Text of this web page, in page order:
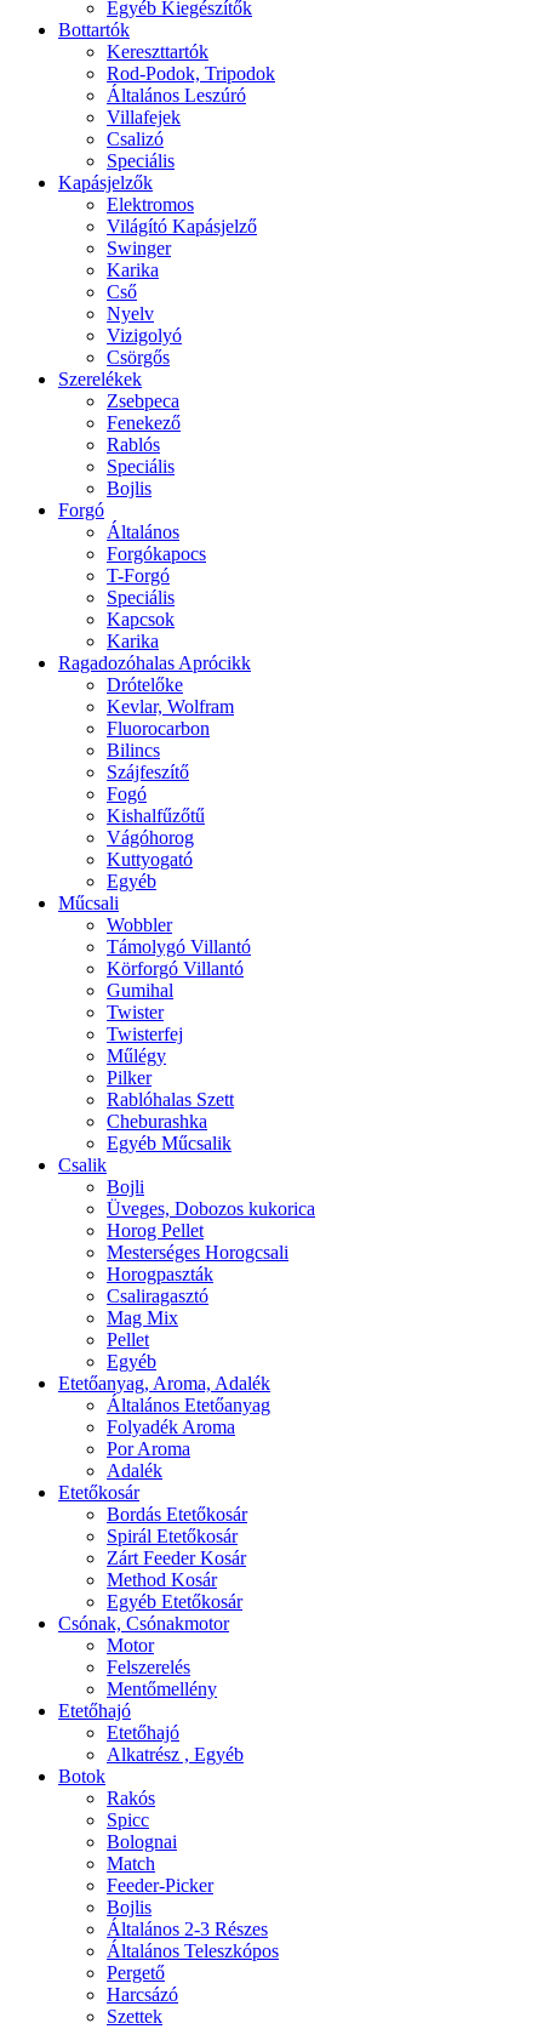
Egyéb Kiegészítők
Bottartók
Kereszttartók
Rod-Podok, Tripodok
Általános Leszúró
Villafejek
Csalizó
Speciális
Kapásjelzők
Elektromos
Világító Kapásjelző
Swinger
Karika
Cső
Nyelv
Vizigolyó
Csörgős
Szerelékek
Zsebpeca
Fenekező
Rablós
Speciális
Bojlis
Forgó
Általános
Forgókapocs
T-Forgó
Speciális
Kapcsok
Karika
Ragadozóhalas Aprócikk
Drótelőke
Kevlar, Wolfram
Fluorocarbon
Bilincs
Szájfeszítő
Fogó
Kishalfűzőtű
Vágóhorog
Kuttyogató
Egyéb
Műcsali
Wobbler
Támolygó Villantó
Körforgó Villantó
Gumihal
Twister
Twisterfej
Műlégy
Pilker
Rablóhalas Szett
Cheburashka
Egyéb Műcsalik
Csalik
Bojli
Üveges, Dobozos kukorica
Horog Pellet
Mesterséges Horogcsali
Horogpaszták
Csaliragasztó
Mag Mix
Pellet
Egyéb
Etetőanyag, Aroma, Adalék
Általános Etetőanyag
Folyadék Aroma
Por Aroma
Adalék
Etetőkosár
Bordás Etetőkosár
Spirál Etetőkosár
Zárt Feeder Kosár
Method Kosár
Egyéb Etetőkosár
Csónak, Csónakmotor
Motor
Felszerelés
Mentőmellény
Etetőhajó
Etetőhajó
Alkatrész , Egyéb
Botok
Rakós
Spicc
Bolognai
Match
Feeder-Picker
Bojlis
Általános 2-3 Részes
Általános Teleszkópos
Pergető
Harcsázó
Szettek